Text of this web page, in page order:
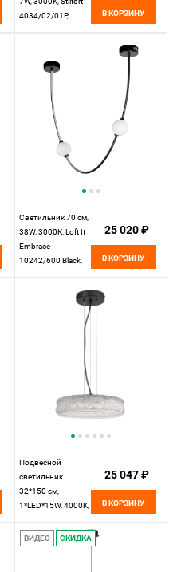
4034/02/01P,
В КОРЗИНУ
Светильник 70 см,
38W, 3000K, Loft It
Embrace
10242/600 Black,
25 020 ₽
В КОРЗИНУ
Подвесной
светильник
32*150 см,
1*LED*15W, 4000K,
SL6143.403.01,
черный
25 047 ₽
В КОРЗИНУ
ВИДЕО СКИДКА